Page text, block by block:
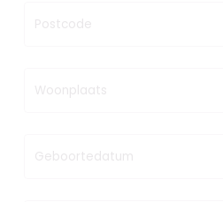
Postcode
Woonplaats
Geboortedatum